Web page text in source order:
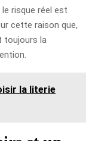
risque réel est
cette raison que,
toujours la
la literie